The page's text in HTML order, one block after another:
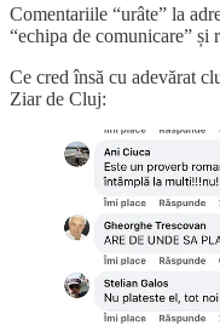
Comentariile “urâte” la
“echipa de comunicare” și
Ce cred însă cu adevărat
Ziar de Cluj: